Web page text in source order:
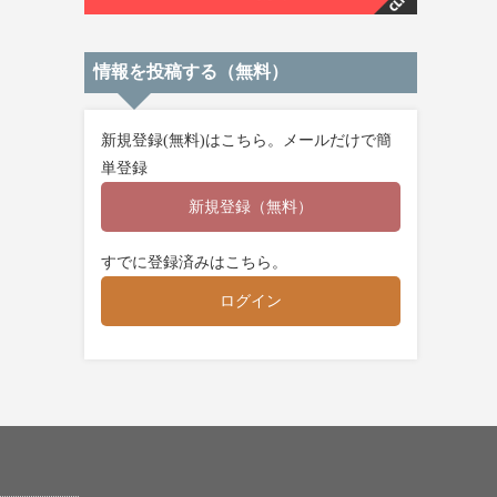
情報を投稿する（無料）
新規登録(無料)はこちら。メールだけで簡
単登録
新規登録（無料）
すでに登録済みはこちら。
ログイン